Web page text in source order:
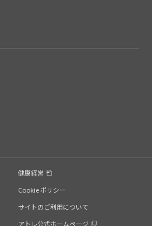
健康経営
Cookie ポリシー
サイトのご利用について
アトレ公式ホームページ